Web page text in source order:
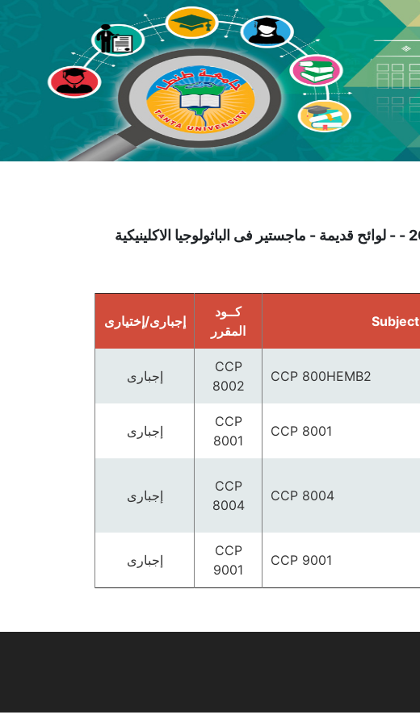
كلية الطب - كلية الطب للساعات المعتمدة (3739)- 2014 - - لوائح قديمة - ماجستير فى الباثولوجيا الاكلينيكية
Subject
كــود
المقرر
إجبارى/إختيارى
CCP 800HEMB2
CCP
8002
إجبارى
CCP 8001
CCP
8001
إجبارى
CCP 8004
CCP
8004
إجبارى
CCP 9001
CCP
9001
إجبارى